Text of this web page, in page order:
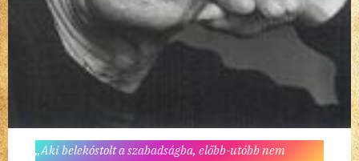
„Aki belekóstolt a szabadságba, előbb-utóbb nem